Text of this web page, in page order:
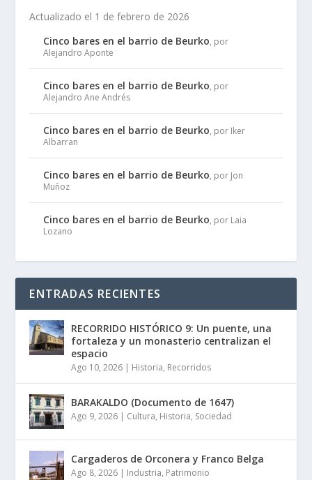
Actualizado el 1 de febrero de 2026
Cinco bares en el barrio de Beurko, por
Alejandro Aponte
Cinco bares en el barrio de Beurko, por
Alejandro Ane Andrés
Cinco bares en el barrio de Beurko, por Iker
Albarran
Cinco bares en el barrio de Beurko, por Jon
Muñoz
Cinco bares en el barrio de Beurko, por Laia
Lozano
ENTRADAS RECIENTES
RECORRIDO HISTÓRICO 9: Un puente, una
fortaleza y un monasterio centralizan el
espacio
Ago 10, 2026 | Historia, Recorridos
BARAKALDO (Documento de 1647)
Ago 9, 2026 | Cultura, Historia, Sociedad
Cargaderos de Orconera y Franco Belga
Ago 8, 2026 | Industria, Patrimonio